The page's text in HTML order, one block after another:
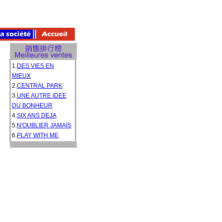
1.DES VIES EN
MIEUX
2.CENTRAL PARK
3.UNE AUTRE IDEE
DU BONHEUR
4.SIX ANS DEJA
5.N'OUBLIER JAMAIS
6.PLAY WITH ME